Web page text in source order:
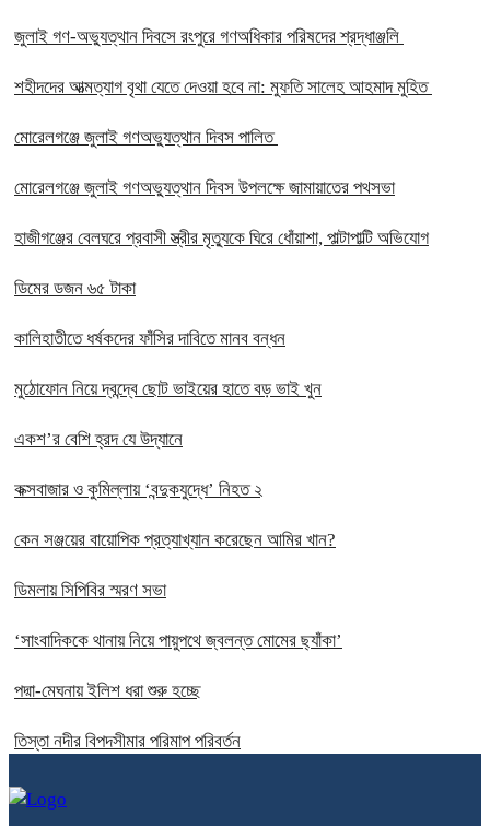
‎জুলাই গণ-অভ্যুত্থান দিবসে রংপুরে গণঅধিকার পরিষদের শ্রদ্ধাঞ্জলি ‎
‎শহীদদের আত্মত্যাগ বৃথা যেতে দেওয়া হবে না: মুফতি সালেহ আহমাদ মুহিত ‎
মোরেলগঞ্জে জুলাই গণঅভ্যুত্থান দিবস পালিত
মোরেলগঞ্জে জুলাই গণঅভ্যুত্থান দিবস উপলক্ষে জামায়াতের পথসভা
হাজীগঞ্জের বেলঘরে প্রবাসী স্ত্রীর মৃত্যুকে ঘিরে ধোঁয়াশা, পাল্টাপাল্টি অভিযোগ
ডিমের ডজন ৬৫ টাকা
কালিহাতীতে ধর্ষকদের ফাঁসির দাবিতে মানব বন্ধন
মুঠোফোন নিয়ে দ্বন্দ্বে ছোট ভাইয়ের হাতে বড় ভাই খুন
একশ’র বেশি হ্রদ যে উদ্যানে
কক্সবাজার ও কুমিল্লায় ‘বন্দুকযুদ্ধে’ নিহত ২
কেন সঞ্জয়ের বায়োপিক প্রত্যাখ্যান করেছেন আমির খান?
ডিমলায় সিপিবির স্মরণ সভা
‘সাংবাদিককে থানায় নিয়ে পায়ুপথে জ্বলন্ত মোমের ছ্যাঁকা’
পদ্মা-মেঘনায় ইলিশ ধরা শুরু হচ্ছে
তিস্তা নদীর বিপদসীমার পরিমাপ পরিবর্তন